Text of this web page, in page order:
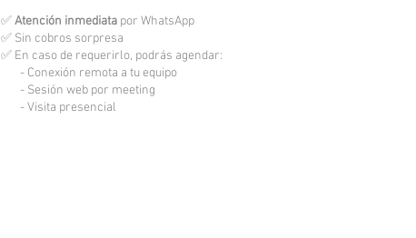
✅Atención inmediata por WhatsApp
✅ Sin cobros sorpresa
✅ En caso de requerirlo, podrás agendar:
- Conexión remota a tu equipo
- Sesión web por meeting
- Visita presencial